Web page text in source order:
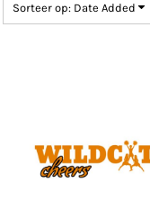
Sorteer op: Date Added